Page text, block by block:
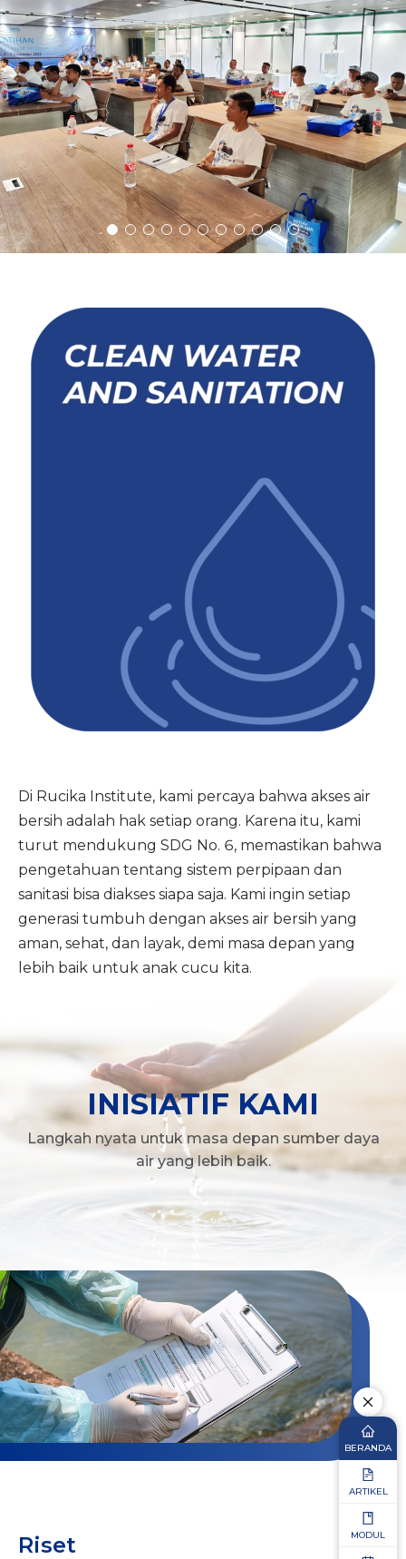
Di Rucika Institute, kami percaya bahwa akses air
bersih adalah hak setiap orang. Karena itu, kami
turut mendukung SDG No. 6, memastikan bahwa
pengetahuan tentang sistem perpipaan dan
sanitasi bisa diakses siapa saja. Kami ingin setiap
generasi tumbuh dengan akses air bersih yang
aman, sehat, dan layak, demi masa depan yang
lebih baik untuk anak cucu kita.
INISIATIF KAMI
Langkah nyata untuk masa depan sumber daya
air yang lebih baik.
Riset
BERANDA
ARTIKEL
MODUL